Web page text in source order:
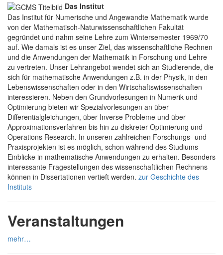
Das Institut
Das Institut für Numerische und Angewandte Mathematik wurde
von der Mathematisch-Naturwissenschaftlichen Fakultät
gegründet und nahm seine Lehre zum Wintersemester 1969/70
auf. Wie damals ist es unser Ziel, das wissenschaftliche Rechnen
und die Anwendungen der Mathematik in Forschung und Lehre
zu vertreten. Unser Lehrangebot wendet sich an Studierende, die
sich für mathematische Anwendungen z.B. in der Physik, in den
Lebenswissenschaften oder in den Wirtschaftswissenschaften
interessieren. Neben den Grundvorlesungen in Numerik und
Optimierung bieten wir Spezialvorlesungen an über
Differentialgleichungen, über Inverse Probleme und über
Approximationsverfahren bis hin zu diskreter Optimierung und
Operations Research. In unseren zahlreichen Forschungs- und
Praxisprojekten ist es möglich, schon während des Studiums
Einblicke in mathematische Anwendungen zu erhalten. Besonders
interessante Fragestellungen des wissenschaftlichen Rechnens
können in Dissertationen vertieft werden. zur Geschichte des
Instituts
Veranstaltungen
mehr…